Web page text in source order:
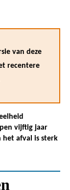
van deze
recentere
vijftig jaar
het afval is sterk